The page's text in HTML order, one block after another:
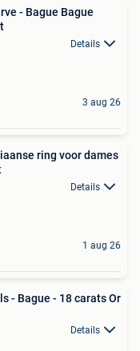
- Bague Bague
Details
3 aug 26
ring voor dames
Details
1 aug 26
- Bague - 18 carats Or
Details